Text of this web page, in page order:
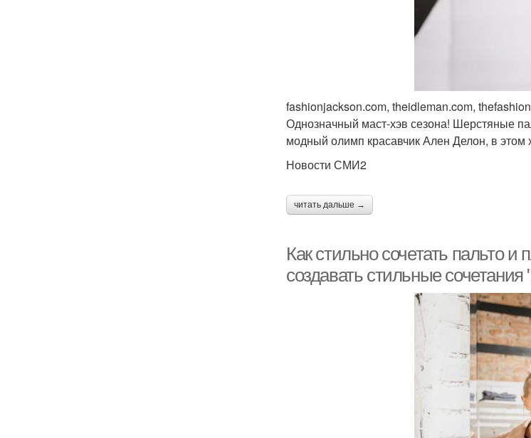
fashionjackson.com, theidleman.com,
Однозначный маст-хэв сезона! Шерстяные
модный олимп красавчик Ален Делон, в
Новости СМИ2
читать дальше →
Как стильно сочетать пальто
создавать стильные